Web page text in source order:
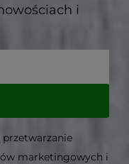
i
przetwarzanie
marketingowych i